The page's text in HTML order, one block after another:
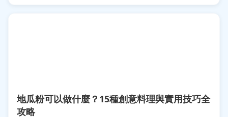
地瓜粉可以做什麼？15種創意料理與實用技巧全
攻略